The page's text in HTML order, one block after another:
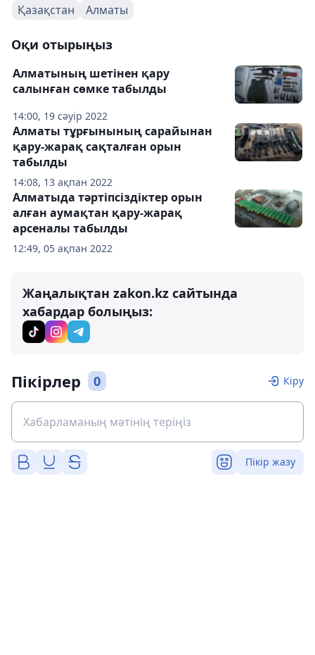
Қазақстан Алматы
Оқи отырыңыз
14:00, 19 сәуір 2022
Алматының шетінен қару
салынған сөмке табылды
14:08, 13 ақпан 2022
Алматы тұрғынының сарайынан
қару-жарақ сақталған орын
табылды
12:49, 05 ақпан 2022
Алматыда тәртіпсіздіктер орын
алған аумақтан қару-жарақ
арсеналы табылды
Жаңалықтан zakon.kz сайтында
хабардар болыңыз:
Пікірлер 0 Кіру
Пікір жазу